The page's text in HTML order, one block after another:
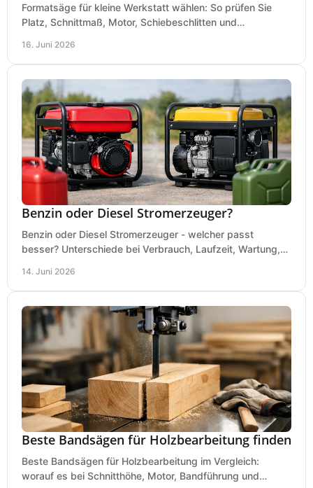
Formatsäge für kleine Werkstatt wählen: So prüfen Sie
Platz, Schnittmaß, Motor, Schiebeschlitten und
16. Juni 2026
Benzin oder Diesel Stromerzeuger?
Benzin oder Diesel Stromerzeuger - welcher passt
besser? Unterschiede bei Verbrauch, Laufzeit, Wartung,
14. Juni 2026
Beste Bandsägen für Holzbearbeitung finden
Beste Bandsägen für Holzbearbeitung im Vergleich:
worauf es bei Schnitthöhe, Motor, Bandführung und